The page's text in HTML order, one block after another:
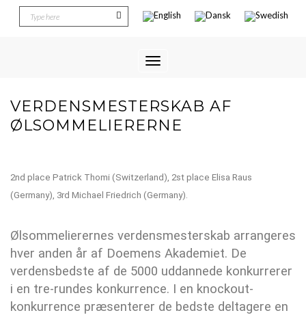
Toggle
VERDENSMESTERSKAB AF
ØLSOMMELIERERNE
2nd place Patrick Thomi (Switzerland), 2st place Elisa Raus
(Germany), 3rd Michael Friedrich (Germany).
Ølsommelierernes verdensmesterskab arrangeres
hver anden år af Doemens Akademiet. De
verdensbedste af de 5000 uddannede konkurrerer
i en tre-rundes konkurrence. I en knockout-
konkurrence præsenterer de bedste deltagere en